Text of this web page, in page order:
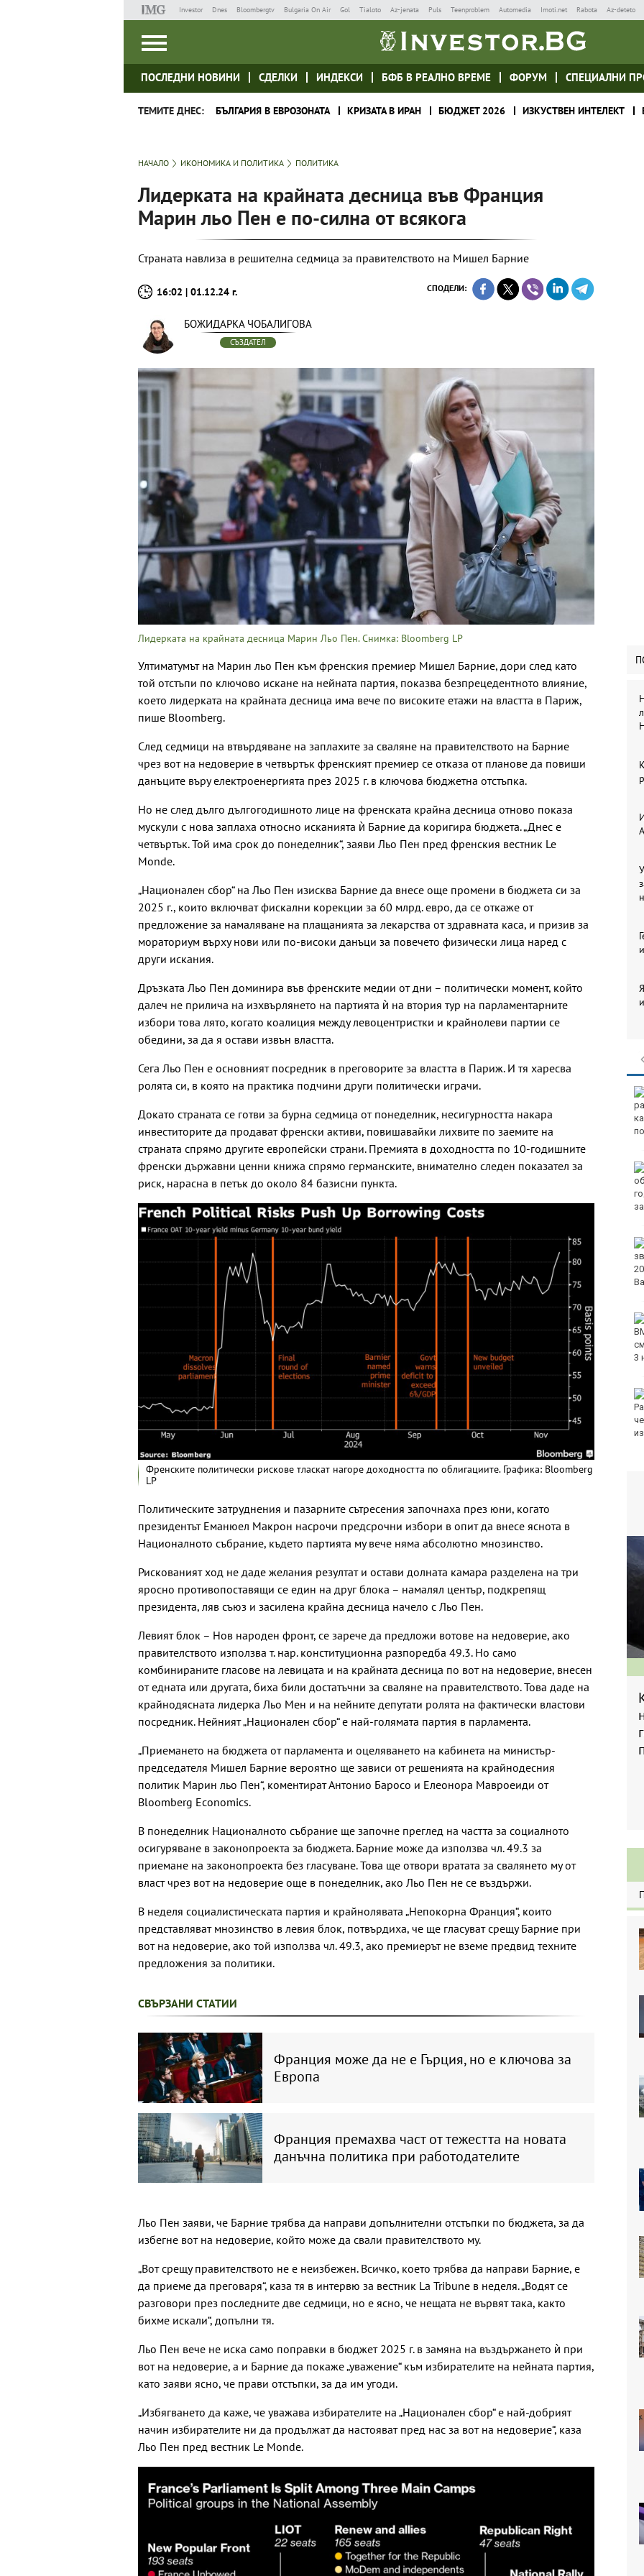
Investor Dnes Bloombergtv Bulgaria On Air Gol Tialoto Az-jenata Puls Teenproblem Automedia Imoti.net Rabota Az-deteto
ПОСЛЕДНИ НОВИНИ СДЕЛКИ ИНДЕКСИ БФБ В РЕАЛНО ВРЕМЕ ФОРУМ СПЕЦИАЛНИ
ТЕМИТЕ ДНЕС: БЪЛГАРИЯ В ЕВРОЗОНАТА КРИЗАТА В ИРАН БЮДЖЕТ 2026 ИЗКУСТВЕН ИНТЕЛЕКТ
НАЧАЛО ИКОНОМИКА И ПОЛИТИКА ПОЛИТИКА
Лидерката на крайната десница във Франция
Марин льо Пен е по-силна от всякога
Страната навлиза в решителна седмица за правителството на Мишел Барние
16:02 | 01.12.24 г. СПОДЕЛИ:
БОЖИДАРКА ЧОБАЛИГОВА
СЪЗДАТЕЛ
Лидерката на крайната десница Марин Льо Пен. Снимка: Bloomberg LP
Ултиматумът на Марин льо Пен към френския премиер Мишел Барние, дори след като
той отстъпи по ключово искане на нейната партия, показва безпрецедентното влияние,
което лидерката на крайната десница има вече по високите етажи на властта в Париж,
пише Bloomberg.
След седмици на втвърдяване на заплахите за сваляне на правителството на Барние
чрез вот на недоверие в четвъртък френският премиер се отказа от планове да повиши
данъците въру електроенергията през 2025 г. в ключова бюджетна отстъпка.
Но не след дълго дългогодишното лице на френската крайна десница отново показа
мускули с нова заплаха относно исканията ѝ Барние да коригира бюджета. „Днес е
четвъртък. Той има срок до понеделник“, заяви Льо Пен пред френския вестник Le
Monde.
„Национален сбор“ на Льо Пен изисква Барние да внесе още промени в бюджета си за
2025 г., които включват фискални корекции за 60 млрд. евро, да се откаже от
предложение за намаляване на плащанията за лекарства от здравната каса, и призив за
мораториум върху нови или по-високи данъци за повечето физически лица наред с
други искания.
Дръзката Льо Пен доминира във френските медии от дни – политически момент, който
далеч не прилича на изхвърлянето на партията ѝ на втория тур на парламентарните
избори това лято, когато коалиция между левоцентристки и крайнолеви партии се
обедини, за да я остави извън властта.
Сега Льо Пен е основният посредник в преговорите за властта в Париж. И тя харесва
ролята си, в която на практика подчини други политически играчи.
Докато страната се готви за бурна седмица от понеделник, несигурността накара
инвеститорите да продават френски активи, повишавайки лихвите по заемите на
страната спрямо другите европейски страни. Премията в доходността по 10-годишните
френски държавни ценни книжа спрямо германските, внимателно следен показател за
риск, нарасна в петък до около 84 базисни пункта.
Френските политически рискове тласкат нагоре доходността по облигациите. Графика: Bloomberg
LP
Политическите затруднения и пазарните сътресения започнаха през юни, когато
президентът Еманюел Макрон насрочи предсрочни избори в опит да внесе яснота в
Националното събрание, където партията му вече няма абсолютно мнозинство.
Рискованият ход не даде желания резултат и остави долната камара разделена на три
яросно противопоставящи се един на друг блока – намалял център, подкрепящ
президента, ляв съюз и засилена крайна десница начело с Льо Пен.
Левият блок – Нов народен фронт, се зарече да предложи вотове на недоверие, ако
правителството използва т. нар. конституционна разпоредба 49.3. Но само
комбинираните гласове на левицата и на крайната десница по вот на недоверие, внесен
от едната или другата, биха били достатъчни за сваляне на правителството. Това даде на
крайнодясната лидерка Льо Мен и на нейните депутати ролята на фактически властови
посредник. Нейният „Национален сбор“ е най-голямата партия в парламента.
„Приемането на бюджета от парламента и оцеляването на кабинета на министър-
председателя Мишел Барние вероятно ще зависи от решенията на крайнодесния
политик Марин льо Пен“, коментират Антонио Баросо и Елеонора Мавроеиди от
Bloomberg Economics.
В понеделник Националното събрание ще започне преглед на частта за социалното
осигуряване в законопроекта за бюджета. Барние може да използва чл. 49.3 за
приемане на законопроекта без гласуване. Това ще отвори вратата за свалянето му от
власт чрез вот на недоверие още в понеделник, ако Льо Пен не се въздържи.
В неделя социалистическата партия и крайнолявата „Непокорна Франция“, които
представляват мнозинство в левия блок, потвърдиха, че ще гласуват срещу Барние при
вот на недоверие, ако той използва чл. 49.3, ако премиерът не вземе предвид техните
предложения за политики.
СВЪРЗАНИ СТАТИИ
Франция може да не е Гърция, но е ключова за
Европа
Франция премахва част от тежестта на новата
данъчна политика при работодателите
Льо Пен заяви, че Барние трябва да направи допълнителни отстъпки по бюджета, за да
избегне вот на недоверие, който може да свали правителството му.
„Вот срещу правителството не е неизбежен. Всичко, което трябва да направи Барние, е
да приеме да преговаря“, каза тя в интервю за вестник La Tribune в неделя. „Водят се
разговори през последните две седмици, но е ясно, че нещата не вървят така, както
бихме искали“, допълни тя.
Льо Пен вече не иска само поправки в бюджет 2025 г. в замяна на въздържането ѝ при
вот на недоверие, а и Барние да покаже „уважение“ към избирателите на нейната партия,
като заяви ясно, че прави отстъпки, за да им угоди.
„Избягването да каже, че уважава избирателите на „Национален сбор“ е най-добрият
начин избирателите ни да продължат да настояват пред нас за вот на недоверие“, каза
Льо Пен пред вестник Le Monde.
последното
денонощие у нас
Повдигнаха обвинение
на чичо му с кол
Първо офицерско
звание за випуск 2026
на ВВМУ „Н. Й.
Вапцаров“
Командирът на ВМС:
Унищожили сме 6
плаващи мини, 3
надводни дрона и са
десетки остатъци от военно оборудване
Йотова за дрона:
Разочарована съм, че
инцидентът се
използва за